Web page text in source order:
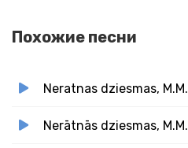
Похожие песни
Neratnas dziesmas, M.M.
Nerātnās dziesmas, M.M.